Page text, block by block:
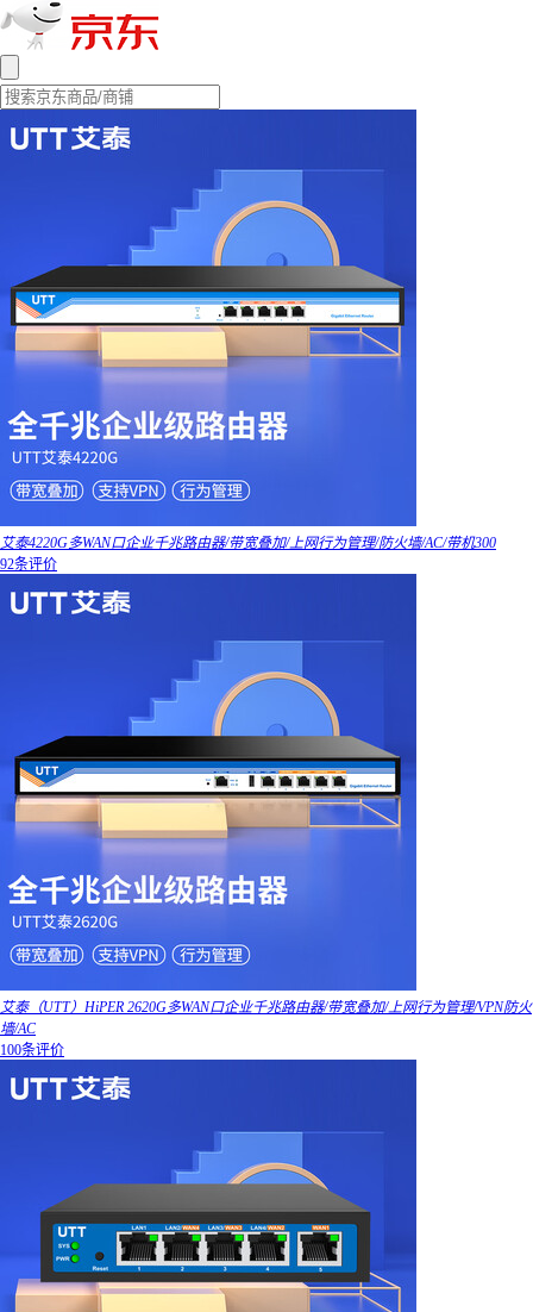
艾泰4220G多WAN口企业千兆路由器/带宽叠加/上网行为管理/防火墙/AC/带机300
92条评价
艾泰（UTT）HiPER 2620G多WAN口企业千兆路由器/带宽叠加/上网行为管理/VPN防火
墙/AC
100条评价